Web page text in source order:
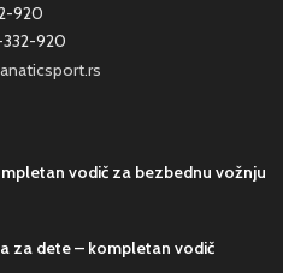
920
920
vodič za bezbednu vožnju
za dete – kompletan vodič